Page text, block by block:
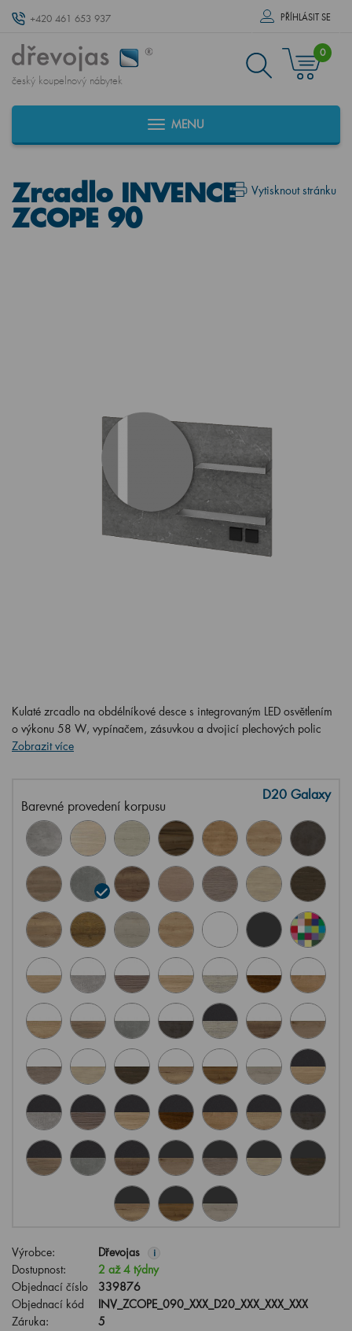
+420 461 653 937 PŘÍHLÁSIT SE
český koupelnový nábytek
0
MENU
Vytisknout stránku
Zrcadlo INVENCE
ZCOPE 90
Kulaté zrcadlo na obdélníkové desce s integrovaným LED osvětlením
o výkonu 58 W, vypínačem, zásuvkou a dvojicí plechových polic
Zobrazit více
Barevné provedení korpusu
D20 Galaxy
Výrobce: Dřevojas i
Dostupnost:
2 až 4 týdny
Objednací číslo
339876
Objednací kód
INV_ZCOPE_090_XXX_D20_XXX_XXX_XXX
Záruka:
5